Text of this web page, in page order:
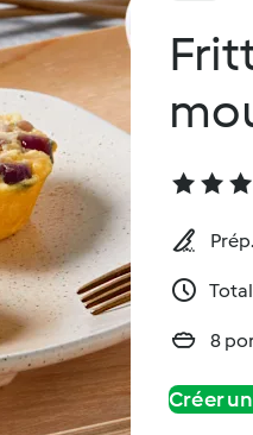
8
Créer